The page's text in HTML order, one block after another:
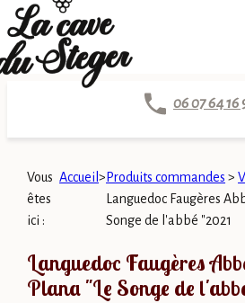
06 07 64 16
Vous
êtes
ici :
Accueil> Produits commandes >
Languedoc Faugères
Songe de l'abbé "2021
Languedoc Faugères
Plana "Le Songe de
Panneau de gestion des cookies